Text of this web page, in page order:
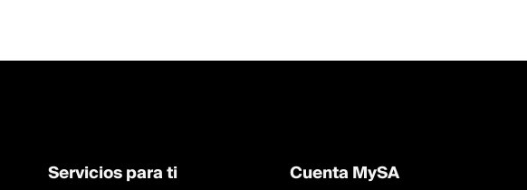
Servicios para ti Cuenta MySA